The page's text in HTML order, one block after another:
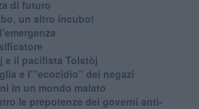
di futuro
un altro incubo!
e il pacifista Tolstòj
e l’”ecocidio” dei negazi
in un mondo malato
le prepotenze dei governi anti-